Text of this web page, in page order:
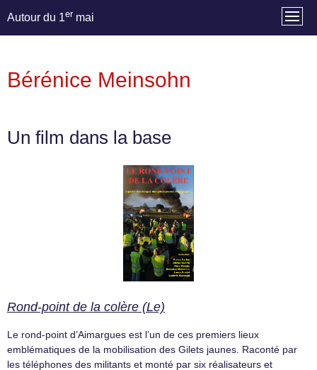
Autour du 1er mai
Bérénice Meinsohn
Un film dans la base
Rond-point de la colère (Le)
Le rond-point d’Aimargues est l’un de ces premiers lieux
emblématiques de la mobilisation des Gilets jaunes. Raconté par
les téléphones des militants et monté par six réalisateurs et